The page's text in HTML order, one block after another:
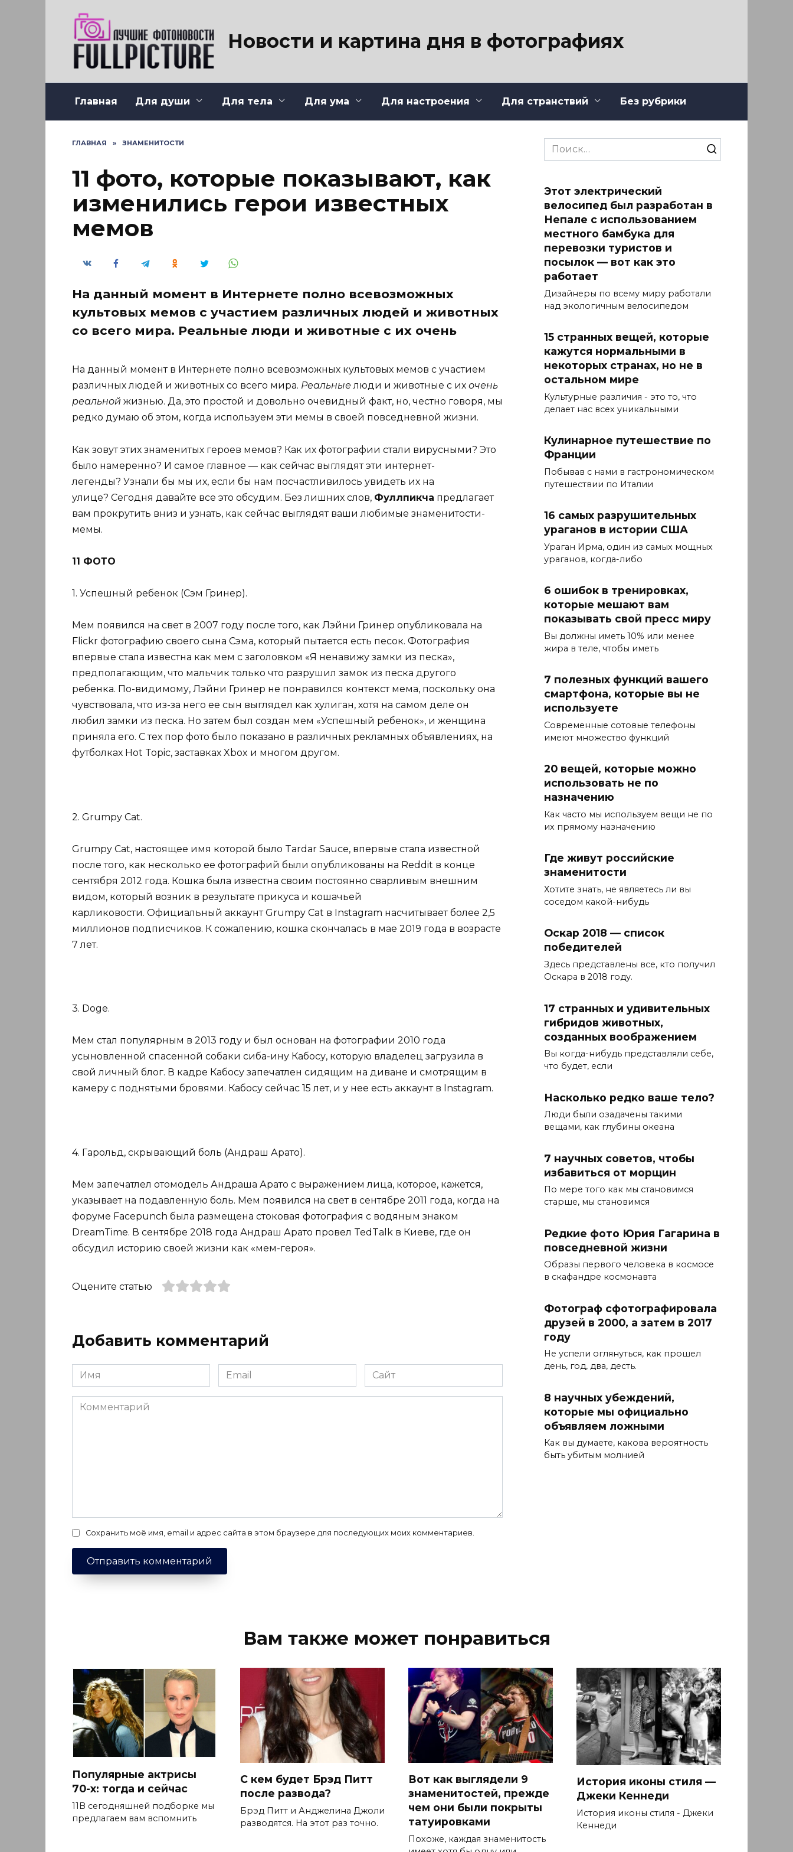
Новости и картина дня в фотографиях
Главная Для души Для тела Для ума Для настроения Для странствий Без рубрики
ГЛАВНАЯ » ЗНАМЕНИТОСТИ
11 фото, которые показывают, как
изменились герои известных
мемов
На данный момент в Интернете полно всевозможных
культовых мемов с участием различных людей и животных
со всего мира. Реальные люди и животные с их очень
На данный момент в Интернете полно всевозможных культовых мемов с участием
различных людей и животных со всего мира. Реальныелюди и животные с их очень
реальной жизнью. Да, это простой и довольно очевидный факт, но, честно говоря, мы
редко думаю об этом, когда используем эти мемы в своей повседневной жизни.
Как зовут этих знаменитых героев мемов? Как их фотографии стали вирусными? Это
было намеренно? И самое главное — как сейчас выглядят эти интернет-
легенды? Узнали бы мы их, если бы нам посчастливилось увидеть их на
улице? Сегодня давайте все это обсудим. Без лишних слов, Фуллпикча предлагает
вам прокрутить вниз и узнать, как сейчас выглядят ваши любимые знаменитости-
мемы.
11 ФОТО
1. Успешный ребенок (Сэм Гринер).
Мем появился на свет в 2007 году после того, как Лэйни Гринер опубликовала на
Flickr фотографию своего сына Сэма, который пытается есть песок. Фотография
впервые стала известна как мем с заголовком «Я ненавижу замки из песка»,
предполагающим, что мальчик только что разрушил замок из песка другого
ребенка. По-видимому, Лэйни Гринер не понравился контекст мема, поскольку она
чувствовала, что из-за него ее сын выглядел как хулиган, хотя на самом деле он
любил замки из песка. Но затем был создан мем «Успешный ребенок», и женщина
приняла его. С тех пор фото было показано в различных рекламных объявлениях, на
футболках Hot Topic, заставках Xbox и многом другом.
2. Grumpy Cat.
Grumpy Cat, настоящее имя которой было Tardar Sauce, впервые стала известной
после того, как несколько ее фотографий были опубликованы на Reddit в конце
сентября 2012 года. Кошка была известна своим постоянно сварливым внешним
видом, который возник в результате прикуса и кошачьей
карликовости. Официальный аккаунт Grumpy Cat в Instagram насчитывает более 2,5
миллионов подписчиков. К сожалению, кошка скончалась в мае 2019 года в возрасте
7 лет.
3. Doge.
Мем стал популярным в 2013 году и был основан на фотографии 2010 года
усыновленной спасенной собаки сиба-ину Кабосу, ​​которую владелец загрузила в
свой личный блог. В кадре Кабосу запечатлен сидящим на диване и смотрящим в
камеру с поднятыми бровями. Кабосу сейчас 15 лет, и у нее есть аккаунт в Instagram.
4. Гарольд, скрывающий боль (Андраш Арато).
Мем запечатлел отомодель Андраша Арато с выражением лица, которое, кажется,
указывает на подавленную боль. Мем появился на свет в сентябре 2011 года, когда на
форуме Facepunch была размещена стоковая фотография с водяным знаком
DreamTime. В сентябре 2018 года Андраш Арато провел TedTalk в Киеве, где он
обсудил историю своей жизни как «мем-героя».
Оцените статью
Добавить комментарий
Имя
*
Email
*
Сайт
Комментарий
Сохранить моё имя, email и адрес сайта в этом браузере для последующих моих комментариев.
Search
for:
Этот электрический
велосипед был разработан в
Непале с использованием
местного бамбука для
перевозки туристов и
посылок — вот как это
работает
Дизайнеры по всему миру работали
над экологичным велосипедом
15 странных вещей, которые
кажутся нормальными в
некоторых странах, но не в
остальном мире
Культурные различия - это то, что
делает нас всех уникальными
Кулинарное путешествие по
Франции
Побывав с нами в гастрономическом
путешествии по Италии
16 самых разрушительных
ураганов в истории США
Ураган Ирма, один из самых мощных
ураганов, когда-либо
6 ошибок в тренировках,
которые мешают вам
показывать свой пресс миру
Вы должны иметь 10% или менее
жира в теле, чтобы иметь
7 полезных функций вашего
смартфона, которые вы не
используете
Современные сотовые телефоны
имеют множество функций
20 вещей, которые можно
использовать не по
назначению
Как часто мы используем вещи не по
их прямому назначению
Где живут российские
знаменитости
Хотите знать, не являетесь ли вы
соседом какой-нибудь
Оскар 2018 — список
победителей
Здесь представлены все, кто получил
Оскара в 2018 году.
17 странных и удивительных
гибридов животных,
созданных воображением
Вы когда-нибудь представляли себе,
что будет, если
Насколько редко ваше тело?
Люди были озадачены такими
вещами, как глубины океана
7 научных советов, чтобы
избавиться от морщин
По мере того как мы становимся
старше, мы становимся
Редкие фото Юрия Гагарина в
повседневной жизни
Образы первого человека в космосе
в скафандре космонавта
Фотограф сфотографировала
друзей в 2000, а затем в 2017
году
Не успели оглянуться, как прошел
день, год, два, десть.
8 научных убеждений,
которые мы официально
объявляем ложными
Как вы думаете, какова вероятность
быть убитым молнией
Вам также может понравиться
Популярные актрисы
70-х: тогда и сейчас
11В сегодняшней подборке мы
предлагаем вам вспомнить
С кем будет Брэд Питт
после развода?
Брэд Питт и Анджелина Джоли
разводятся. На этот раз точно.
Вот как выглядели 9
знаменитостей, прежде
чем они были покрыты
татуировками
Похоже, каждая знаменитость
История иконы стиля —
Джеки Кеннеди
История иконы стиля - Джеки
Кеннеди